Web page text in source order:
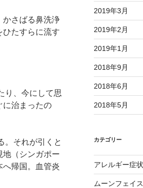
かさばる鼻洗浄
ひたすらに流す
り、今にして思
に治まったの
。それが引くと
地（シンガポー
へ帰国。血管炎
2019年3月
2019年2月
2019年1月
2018年9月
2018年6月
2018年5月
カテゴリー
アレルギー症状
ムーンフェイス